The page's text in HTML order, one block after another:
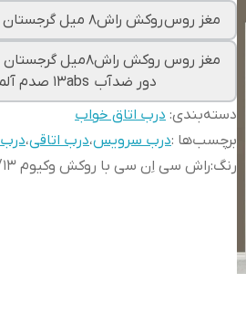
مغز روس روکش راش۸ میل گرجستان روکش شده ۱۳ صدم آلمانی
دور ضدآب ۱۳abs صدم آلمانی برای سرویس بهداشتی
دسته‌بندی: درب اتاق خواب
برچسب‌ها :درب سرویس،درب اتاقی،درب
رنگ:راش سی اِن سی با روکش وکیوم ۱۳/آلمانی